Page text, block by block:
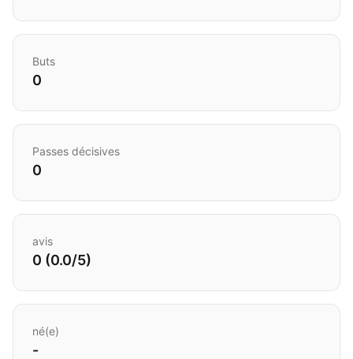
Buts
0
Passes décisives
0
avis
0 (0.0/5)
né(e)
-